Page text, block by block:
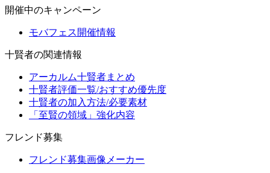
開催中のキャンペーン
モバフェス開催情報
十賢者の関連情報
アーカルム十賢者まとめ
十賢者評価一覧/おすすめ優先度
十賢者の加入方法/必要素材
「至賢の領域」強化内容
フレンド募集
フレンド募集画像メーカー